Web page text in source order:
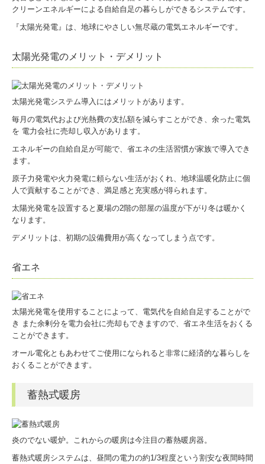
クリーンエネルギーによる自給自足の暮らしができるシステムです。
『太陽光発電』は、地球にやさしい無尽蔵の電気エネルギーです。
太陽光発電のメリット・デメリット
太陽光発電システム導入にはメリットがあります。
毎月の電気代および光熱費の支払額を減らすことができ、余った電気
を 電力会社に売却し収入があります。
エネルギーの自給自足が可能で、省エネの生活習慣が家族で導入でき
ます。
原子力発電や火力発電に頼らない生活がおくれ、地球温暖化防止に個
人で貢献することができ、満足感と充実感が得られます。
太陽光発電を設置すると夏場の2階の部屋の温度が下がり冬は暖かく
なります。
デメリットは、初期の設備費用が高くなってしまう点です。
省エネ
太陽光発電を使用することによって、電気代を自給自足することがで
き また余剰分を電力会社に売却もできますので、省エネ生活をおくる
ことができます。
オール電化ともあわせてご使用になられると非常に経済的な暮らしを
おくることができます。
蓄熱式暖房
炎のでない暖炉。これからの暖房は今注目の蓄熱暖房器。
蓄熱式暖房システムは、昼間の電力の約1/3程度という割安な夜間時間